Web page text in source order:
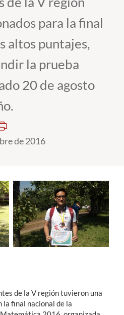
para la final
altos puntajes,
la prueba
20 de agosto
de 2016
de la V región tuvieron una
final nacional de la